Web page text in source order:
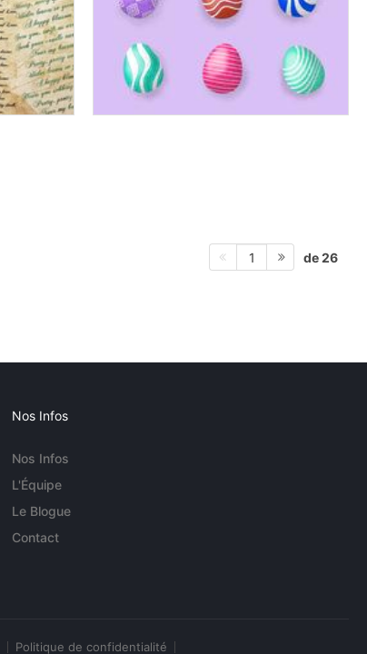
1 de 26
Nos Infos
Nos Infos
L'Équipe
Le Blogue
Contact
Politique de confidentialité